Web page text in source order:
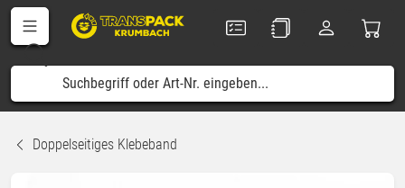
Doppelseitiges Klebeband